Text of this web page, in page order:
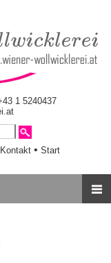
1 5240437
Kontakt •Start